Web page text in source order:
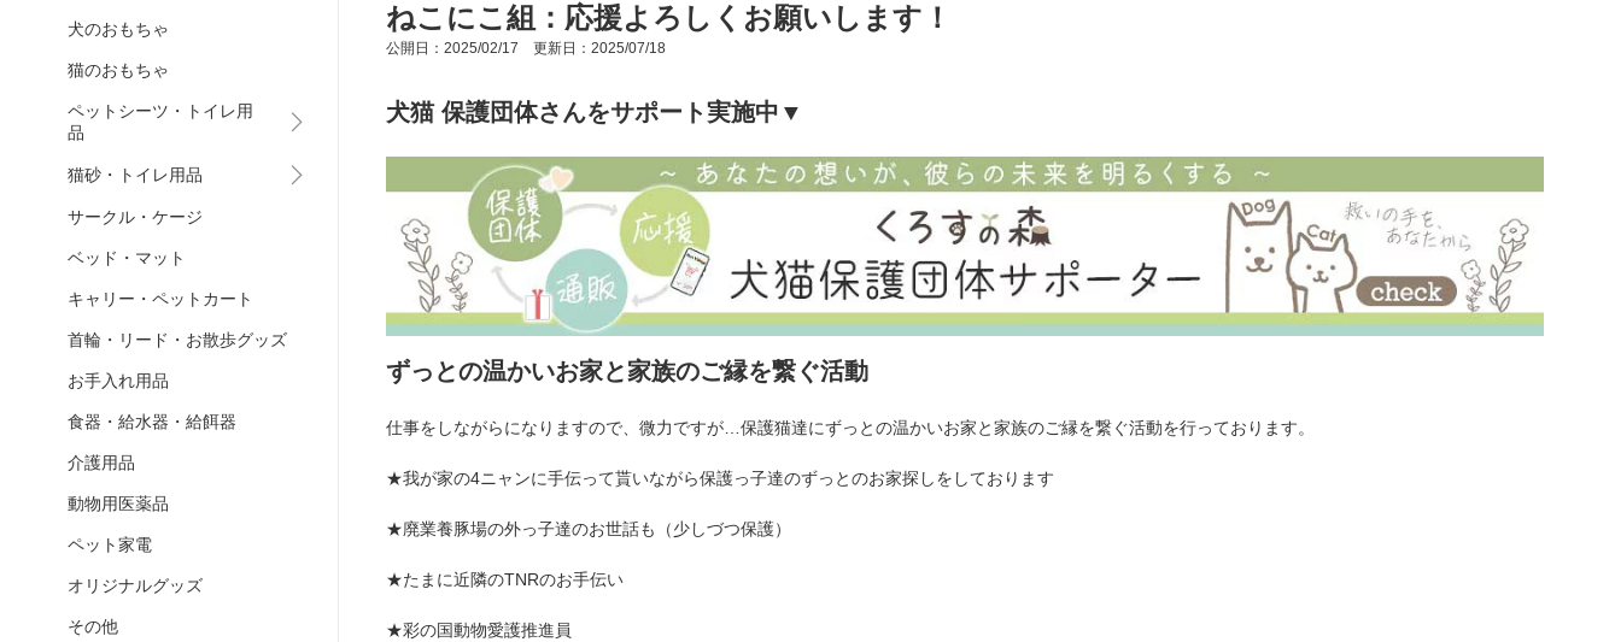
犬のおもちゃ
猫のおもちゃ
ペットシーツ・トイレ用
品
猫砂・トイレ用品
サークル・ケージ
ベッド・マット
キャリー・ペットカート
首輪・リード・お散歩グッズ
お手入れ用品
食器・給水器・給餌器
介護用品
動物用医薬品
ペット家電
オリジナルグッズ
その他
ねこにこ組：応援よろしくお願いします！
公開日：2025/02/17 更新日：2025/07/18
犬猫 保護団体さんをサポート実施中▼
ずっとの温かいお家と家族のご縁を繋ぐ活動
仕事をしながらになりますので、微力ですが…保護猫達にずっとの温かいお家と家族のご縁を繋ぐ活動を行っております。
★我が家の4ニャンに手伝って貰いながら保護っ子達のずっとのお家探しをしております
★廃業養豚場の外っ子達のお世話も（少しづつ保護）
★たまに近隣のTNRのお手伝い
★彩の国動物愛護推進員